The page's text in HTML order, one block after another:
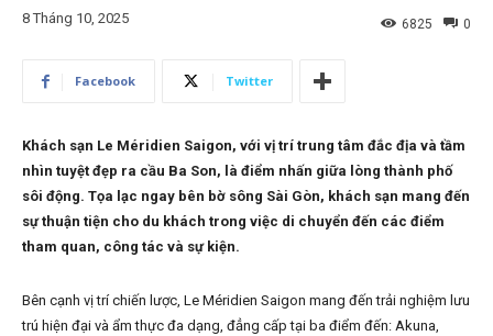
8 Tháng 10, 2025 0
6825
Facebook Twitter
Khách sạn Le Méridien Saigon, với vị trí trung tâm đắc địa và tầm
nhìn tuyệt đẹp ra cầu Ba Son, là điểm nhấn giữa lòng thành phố
sôi động. Tọa lạc ngay bên bờ sông Sài Gòn, khách sạn mang đến
sự thuận tiện cho du khách trong việc di chuyển đến các điểm
tham quan, công tác và sự kiện.
Bên cạnh vị trí chiến lược, Le Méridien Saigon mang đến trải nghiệm lưu
trú hiện đại và ẩm thực đa dạng, đẳng cấp tại ba điểm đến: Akuna,